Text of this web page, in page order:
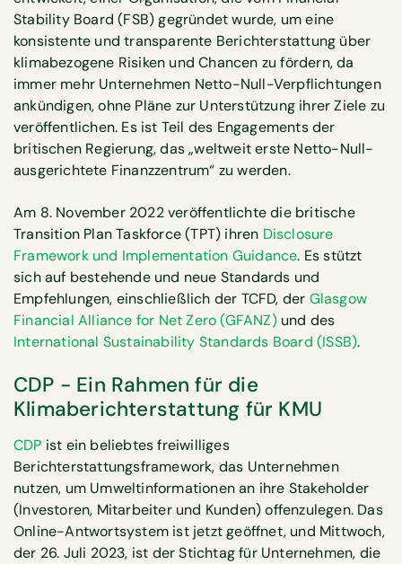
Stability Board (FSB) gegründet wurde, um eine
konsistente und transparente Berichterstattung über
klimabezogene Risiken und Chancen zu fördern, da
immer mehr Unternehmen Netto-Null-Verpflichtungen
ankündigen, ohne Pläne zur Unterstützung ihrer Ziele zu
veröffentlichen. Es ist Teil des Engagements der
britischen Regierung, das „weltweit erste Netto-Null-
ausgerichtete Finanzzentrum“ zu werden.
Am 8. November 2022 veröffentlichte die britische
Transition Plan Taskforce (TPT) ihren Disclosure
Framework und Implementation Guidance. Es stützt
sich auf bestehende und neue Standards und
Empfehlungen, einschließlich der TCFD, der Glasgow
Financial Alliance for Net Zero (GFANZ)und des
International Sustainability Standards Board (ISSB).
CDP - Ein Rahmen für die
Klimaberichterstattung für KMU
CDP ist ein beliebtes freiwilliges
Berichterstattungsframework, das Unternehmen
nutzen, um Umweltinformationen an ihre Stakeholder
(Investoren, Mitarbeiter und Kunden) offenzulegen. Das
Online-Antwortsystem ist jetzt geöffnet, und Mittwoch,
der 26. Juli 2023, ist der Stichtag für Unternehmen, die